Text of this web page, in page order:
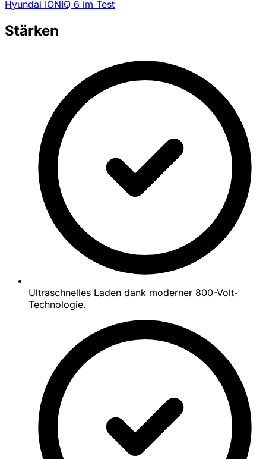
Hyundai IONIQ 6 im Test
Stärken
Ultraschnelles Laden dank moderner 800-Volt-
Technologie.